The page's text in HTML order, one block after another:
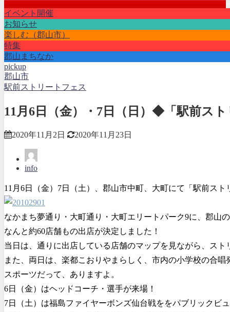
イベント開催
お知らせ
楽しむ（郡山市）
特集
郡山まちなか
pickup
郡山市
駅前ストリートフェス
11月6日（金）・7日（日）◆「駅前ス
2020年11月2日 2020年11月23日
info
11月6日（金）7日（土）、郡山市中町、大町にて「駅前ス
なかまち夢通り・大町通り・大町エリートパーク9に、郡山
なんと約60店舗もの出店が決定しました！
当日は、通りに出店している店舗のマップを見ながら、スト
また、両日は、楽都こおりやまらしく、市内の小学校の合
スポーツだって、ありますよ。
6日（金）はヘッドコーチ・選手が来場！
7日（土）は福島ファイヤーボンズ仙台戦ををパブリックビ